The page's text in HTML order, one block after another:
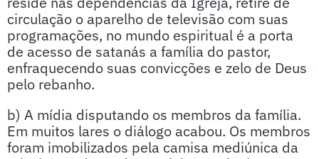
circulação o aparelho de televisão com suas
programações, no mundo espiritual é a porta
de acesso de satanás a família do pastor,
enfraquecendo suas convicções e zelo de Deus
pelo rebanho.
b) A mídia disputando os membros da família.
Em muitos lares o diálogo acabou. Os membros
foram imobilizados pela camisa mediúnica da